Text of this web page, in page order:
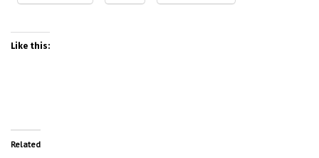
Like this:
Related